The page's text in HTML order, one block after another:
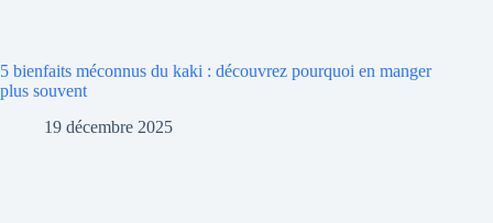
5 bienfaits méconnus du kaki : découvrez pourquoi en manger
plus souvent
19 décembre 2025